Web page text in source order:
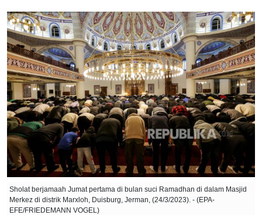
Sholat berjamaah Jumat pertama di bulan suci Ramadhan di dalam Masjid
Merkez di distrik Marxloh, Duisburg, Jerman, (24/3/2023). - (EPA-
EFE/FRIEDEMANN VOGEL)